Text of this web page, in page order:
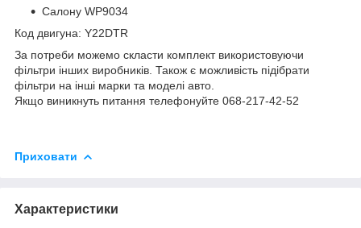
Салону WP9034
Код двигуна: Y22DTR
За потреби можемо скласти комплект використовуючи
фільтри інших виробників. Також є можливість підібрати
фільтри на інші марки та моделі авто.
Якщо виникнуть питання телефонуйте 068-217-42-52
Приховати
Характеристики